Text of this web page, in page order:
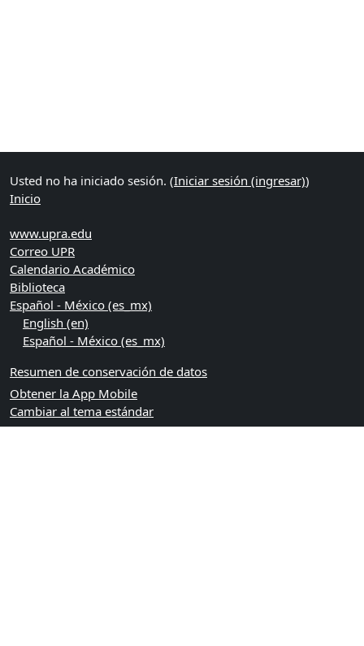
Usted no ha iniciado sesión. (Iniciar sesión (ingresar))
Inicio
www.upra.edu
Correo UPR
Calendario Académico
Biblioteca
Español - México ‎(es_mx)‎
English ‎(en)‎
Español - México ‎(es_mx)‎
Resumen de conservación de datos
Obtener la App Mobile
Cambiar al tema estándar